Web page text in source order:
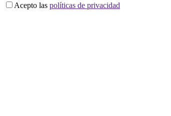
Acepto las políticas de privacidad